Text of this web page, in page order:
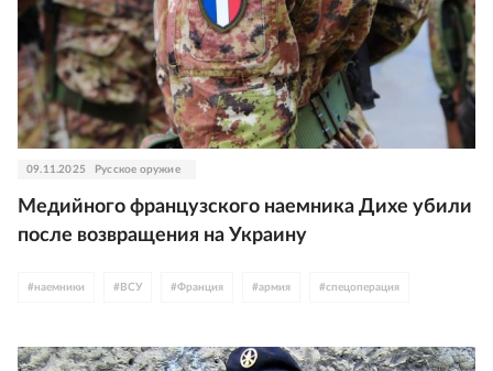
09.11.2025 Русское оружие
Медийного французского наемника Дихе убили
после возвращения на Украину
#наемники # ВСУ #Франция #армия #спецоперация